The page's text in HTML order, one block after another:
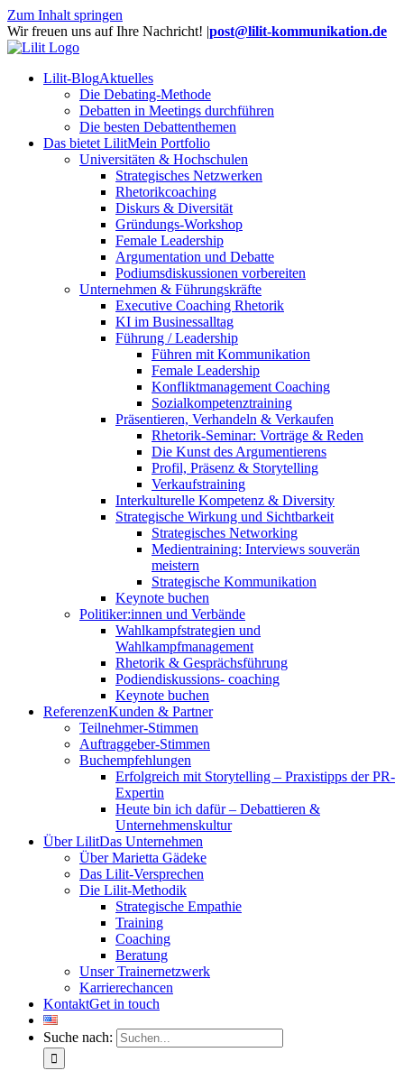
Zum Inhalt springen
Wir freuen uns auf Ihre Nachricht! |post@lilit-kommunikation.de
Lilit-BlogAktuelles
Die Debating-Methode
Debatten in Meetings durchführen
Die besten Debattenthemen
Das bietet LilitMein Portfolio
Universitäten & Hochschulen
Strategisches Netzwerken
Rhetorikcoaching
Diskurs & Diversität
Gründungs-Workshop
Female Leadership
Argumentation und Debatte
Podiumsdiskussionen vorbereiten
Unternehmen & Führungskräfte
Executive Coaching Rhetorik
KI im Businessalltag
Führung / Leadership
Führen mit Kommunikation
Female Leadership
Konfliktmanagement Coaching
Sozialkompetenztraining
Präsentieren, Verhandeln & Verkaufen
Rhetorik-Seminar: Vorträge & Reden
Die Kunst des Argumentierens
Profil, Präsenz & Storytelling
Verkaufstraining
Interkulturelle Kompetenz & Diversity
Strategische Wirkung und Sichtbarkeit
Strategisches Networking
Medientraining: Interviews souverän
meistern
Strategische Kommunikation
Keynote buchen
Politiker:innen und Verbände
Wahlkampfstrategien und
Wahlkampfmanagement
Rhetorik & Gesprächsführung
Podiendiskussions- coaching
Keynote buchen
ReferenzenKunden & Partner
Teilnehmer-Stimmen
Auftraggeber-Stimmen
Buchempfehlungen
Erfolgreich mit Storytelling – Praxistipps der PR-
Expertin
Heute bin ich dafür – Debattieren &
Unternehmenskultur
Über LilitDas Unternehmen
Über Marietta Gädeke
Das Lilit-Versprechen
Die Lilit-Methodik
Strategische Empathie
Training
Coaching
Beratung
Unser Trainernetzwerk
Karrierechancen
KontaktGet in touch
Suche nach: